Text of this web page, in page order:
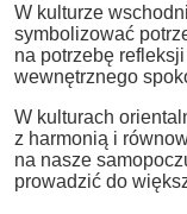
W kulturze
symbolizować
na potrzebę
wewnętrznego
W kulturach
z harmonią i
na nasze
prowadzić do